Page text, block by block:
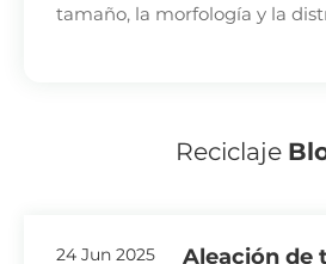
tamaño, la morfología y la
alta temperatura y la
Reciclaje
24 Jun 2025
Aleación de